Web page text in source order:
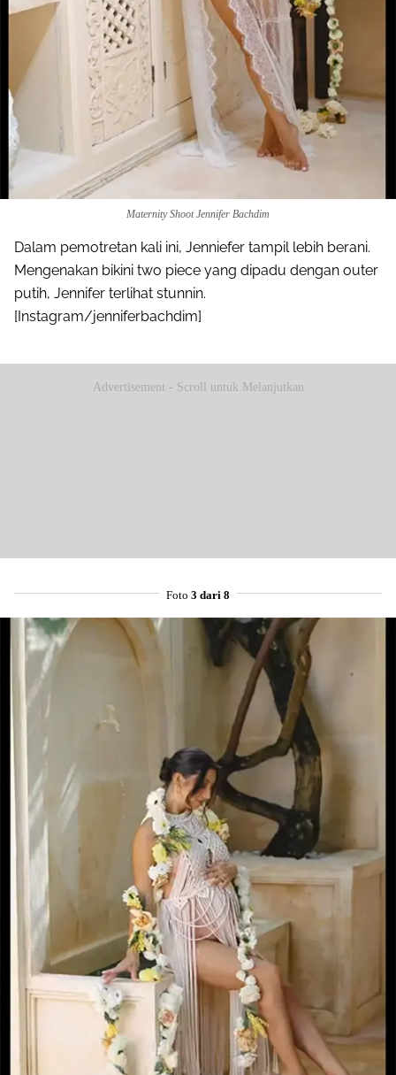
Maternity Shoot Jennifer Bachdim
Dalam pemotretan kali ini, Jenniefer tampil lebih berani.
Mengenakan bikini two piece yang dipadu dengan outer
putih, Jennifer terlihat stunnin.
[Instagram/jenniferbachdim]
Advertisement - Scroll untuk Melanjutkan
Foto 3 dari 8